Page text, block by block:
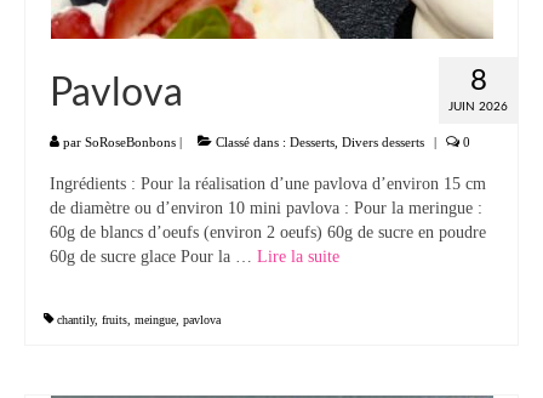
Sauces
Boissons
Sans alcool
Cocktails
A propos
8
JUIN 2026
Pavlova
par SoRoseBonbons | Classé dans : Desserts Divers desserts | 0
Ingrédients : Pour la réalisation d’une pavlova d’environ 15 cm
de diamètre ou d’environ 10 mini pavlova : Pour la meringue :
60g de blancs d’oeufs (environ 2 oeufs) 60g de sucre en poudre
60g de sucre glace Pour la … Lire la suite­­
chantily, fruits meingue pavlova